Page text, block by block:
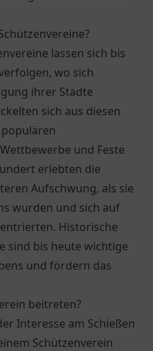
lassen sich bis
wo sich
ihrer Städte
sich aus diesen
und Feste
erlebten die
Aufschwung, als sie
wurden und sich auf
Historische
sind bis heute wichtige
und fördern das
beitreten?
Interesse am Schießen
Schützenverein